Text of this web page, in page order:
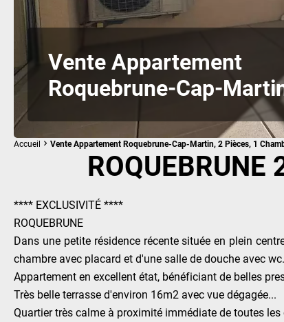
Vente Appartement
Roquebrune-Cap-
Accueil Vente Appartement Roquebrune-Cap-Martin, 2 Pièces, 1
ROQUEBRUNE
**** EXCLUSIVITÉ ****
ROQUEBRUNE
Dans une petite résidence récente située en plein
chambre avec placard et d'une salle de douche avec wc.
Appartement en excellent état, bénéficiant de belles
Très belle terrasse d'environ 16m2 avec vue dégagée...
Quartier très calme à proximité immédiate de toutes